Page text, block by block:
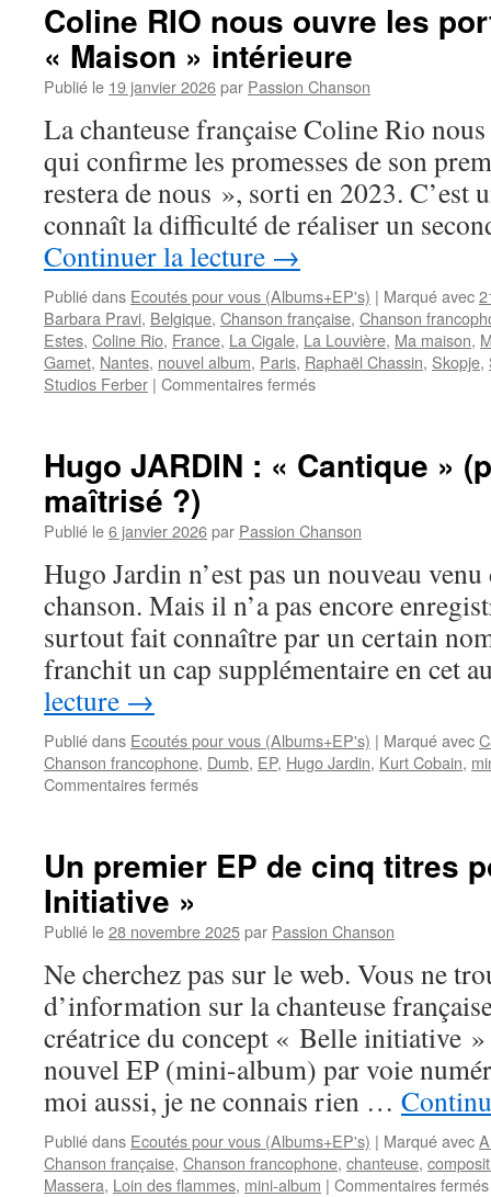
divisent,
ATEF
préfère
les
qui
unissent
Coline RIO nous ouvre les
« Maison » intérieure
Publié le 19 janvier 2026par Passion Chanson
La chanteuse française Coline Rio
qui confirme les promesses de son
restera de nous », sorti en 2023. C’est
connaît la difficulté de réaliser un
Continuer la lecture →
Publié dans Ecoutés pour vous (Albums+EP's) | Marqué avec
Barbara Pravi, Belgique, Chanson française, Chanson
Estes, Coline Rio, France, La Cigale, La Louvière, Ma maison,
Gamet, Nantes, nouvel album, Paris, Raphaël Chassin, Skopje,
Studios Ferber | Commentaires ferméssur
ouvre
de
« Maison »
intérieure
Hugo JARDIN : « Cantique »
maîtrisé ?)
Publié le6 janvier 2026par Passion Chanson
Hugo Jardin n’est pas un nouveau
chanson. Mais il n’a pas encore
surtout fait connaître par un certain
franchit un cap supplémentaire en cet
lecture →
Publié dans Ecoutés pour vous (Albums+EP's) | Marqué avec
Chanson francophone, Dumb, EP, Hugo Jardin, Kurt Cobain,
Commentaires ferméssur
« Cantique »
destin
?)
Un premier EP de cinq titres
Initiative »
Publié le28 novembre 2025par Passion Chanson
Ne cherchez pas sur le web. Vous ne
d’information sur la chanteuse
créatrice du concept « Belle initiative »
nouvel EP (mini-album) par voie
moi aussi, je ne connais rien …
Publié dans Ecoutés pour vous (Albums+EP's) | Marqué avec
Chanson française, Chanson francophone, chanteuse,
Massera, Loin des flammes, mini-album | Commentaires fermés